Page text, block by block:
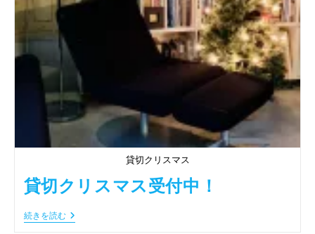
貸切クリスマス
貸切クリスマス受付中！
続きを読む貸
切